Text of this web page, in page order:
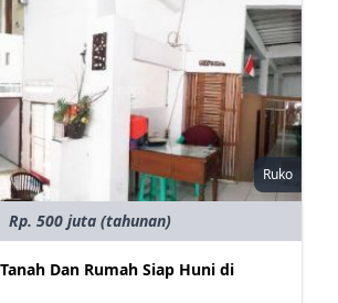
Ruko
Rp. 500 juta (tahunan)
Dan Rumah Siap Huni di